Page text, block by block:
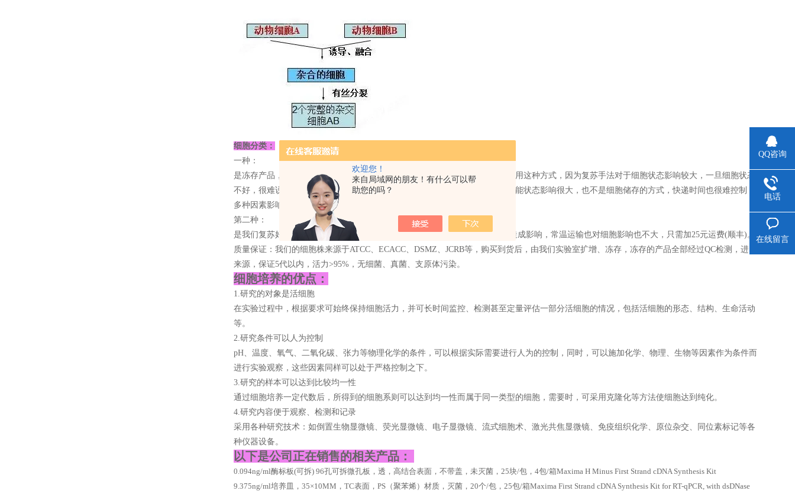
欢迎您！
来自局域网的朋友！有什么可以帮
助您的吗？
细胞分类：
一种：
是冻存产品，由氮直液接拿出，干冰运输给客户。一般不推荐这种，也较少使用这种方式，因为复苏手法对于细胞状态影响较大，一旦细胞状态
不好，很难说是细胞自身不行，还是复苏没操作好；另外温度对细胞、基因功能状态影响很大，也不是细胞储存的方式，快递时间也很难控制，
多种因素影响产品的质量；干冰运输需要额外添加400元的运费(顺丰)。
第二种：
是我们复苏好细胞，QC通过后，T-25灌满培养基常温运输给客户，排除复苏造成影响，常温运输也对细胞影响也不大，只需加25元运费(顺丰)。
质量保证：我们的细胞株来源于ATCC、ECACC、DSMZ、JCRB等，购买到货后，由我们实验室扩增、冻存，冻存的产品全部经过QC检测，进口
来源，保证5代以内，活力>95%，无细菌、真菌、支原体污染。
细胞培养的优点：
1.研究的对象是活细胞
在实验过程中，根据要求可始终保持细胞活力，并可长时间监控、检测甚至定量评估一部分活细胞的情况，包括活细胞的形态、结构、生命活动
等。
2.研究条件可以人为控制
pH、温度、氧气、二氧化碳、张力等物理化学的条件，可以根据实际需要进行人为的控制，同时，可以施加化学、物理、生物等因素作为条件而
进行实验观察，这些因素同样可以处于严格控制之下。
3.研究的样本可以达到比较均一性
通过细胞培养一定代数后，所得到的细胞系则可以达到均一性而属于同一类型的细胞，需要时，可采用克隆化等方法使细胞达到纯化。
4.研究内容便于观察、检测和记录
采用各种研究技术：如倒置生物显微镜、荧光显微镜、电子显微镜、流式细胞术、激光共焦显微镜、免疫组织化学、原位杂交、同位素标记等各
种仪器设备。
以下是公司正在销售的相关产品：
0.094ng/ml酶标板(可拆) 96孔可拆微孔板，透，高结合表面，不带盖，未灭菌，25块/包，4包/箱Maxima H Minus First Strand cDNA Synthesis Kit
9.375ng/ml培养皿，35×10MM，TC表面，PS（聚苯烯）材质，灭菌，20个/包，25包/箱Maxima First Strand cDNA Synthesis Kit for RT-qPCR, with dsDNase
QQ咨询
电话
在线留言